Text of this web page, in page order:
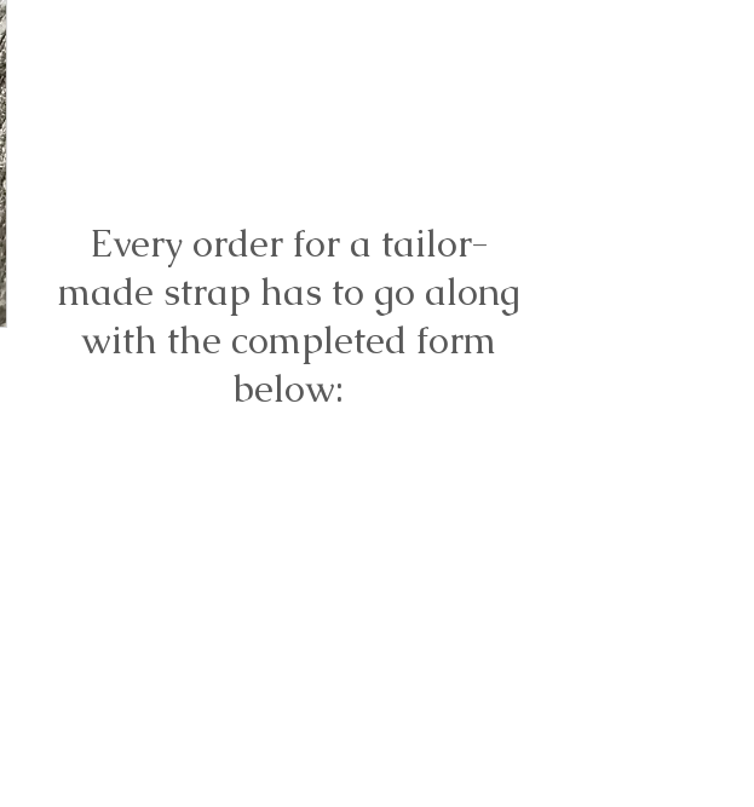
Every order for a tailor-
made strap has to go along
with the completed form
below: